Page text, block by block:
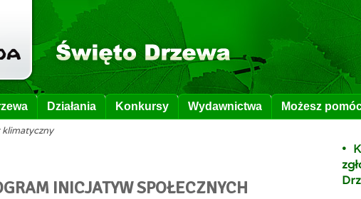
Działania Konkursy Wydawnictwa Możesz
klimatyczny
INICJATYW SPOŁECZNYCH
•